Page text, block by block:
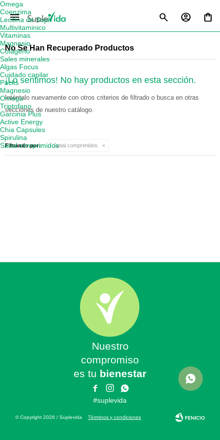
menu
No Se Han Recuperado Productos
¡Lo sentimos! No hay productos en esta sección.
Inténtalo nuevamente con otros criterios de filtrado o busca en otras
secciones de nuestro catálogo.
Filtrando por: Satial comprimidos
Omega
Coenzima
Lecitina de Soja
Multivitaminico
Vitaminas
Magnesio
Colágeno
Sales minerales
Algas Focus
Cuidado capilar
Packs
Magnesio
Omega
Triptofano
Garcinia Plus
Active Energy
Chia Capsules
Spirulina
Satial comprimidos
Nuestro
compromiso
es tu bienestar
 

#suplevida
© Copyright 2026 / SuplevidaTérminos y condiciones